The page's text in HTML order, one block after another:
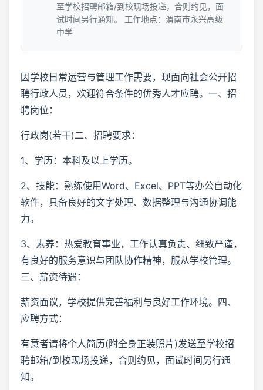
至学校招聘邮箱/到校现场投递，合则约见，面
试时间另行通知。 工作地点：渭南市永兴高级
中学
因学校日常运营与管理工作需要，现面向社会公开招
聘行政人员，欢迎符合条件的优秀人才应聘。一、招
聘岗位：
行政岗(若干)二、招聘要求：
1、学历：本科及以上学历。
2、技能：熟练使用Word、Excel、PPT等办公自动化
软件，具备良好的文字处理、数据整理与沟通协调能
力。
3、素养：热爱教育事业，工作认真负责、细致严谨，
有良好的服务意识与团队协作精神，服从学校管理。
三、薪资待遇：
薪资面议，学校提供完善福利与良好工作环境。四、
应聘方式：
有意者请将个人简历(附全身正装照片)发送至学校招
聘邮箱/到校现场投递，合则约见，面试时间另行通
知。